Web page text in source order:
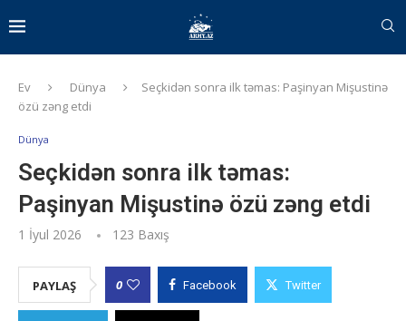
Ev Dünya
Seçkidən sonra ilk təmas: Paşinyan Mişustinə
özü zəng etdi
Dünya
Seçkidən sonra ilk təmas:
Paşinyan Mişustinə özü zəng etdi
1 İyul 2026 123 Baxış
PAYLAŞ 0 Facebook Twitter